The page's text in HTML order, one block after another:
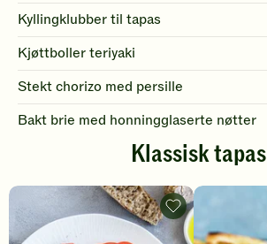
Kyllingklubber til tapas
Kjøttboller teriyaki
Stekt chorizo med persille
Bakt brie med honningglaserte nøtter
Klassisk tapas
Tomat-
og
mozzarellasalat